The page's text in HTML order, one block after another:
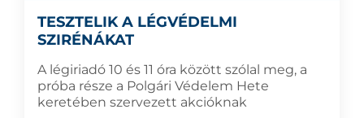
TESZTELIK A LÉGVÉDELMI
SZIRÉNÁKAT
A légiriadó 10 és 11 óra között szólal meg, a
próba része a Polgári Védelem Hete
keretében szervezett akcióknak